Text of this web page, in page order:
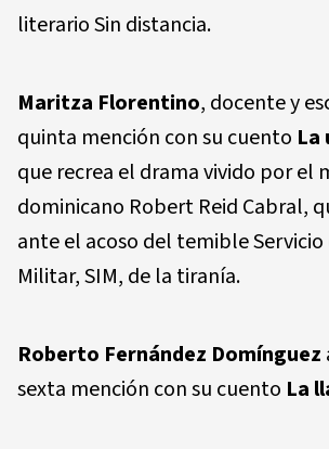
literario Sin distancia.
Maritza Florentino, docente y
quinta mención con su cuento La
que recrea el drama vivido por el
dominicano Robert Reid Cabral,
ante el acoso del temible
Militar, SIM, de la tiranía.
Roberto Fernández Domínguez
sexta mención con su cuento La